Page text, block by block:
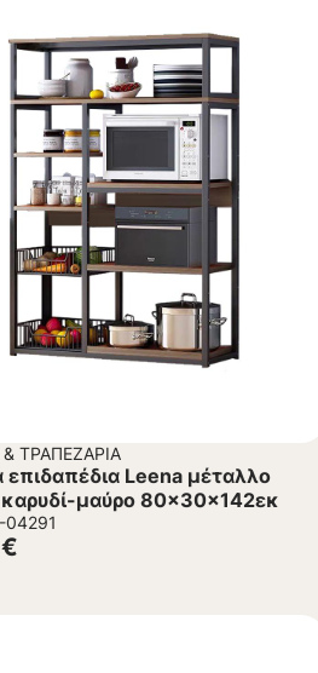
ΤΡΑΠΕΖΑΡΊΑ
επιδαπέδια Leena μέταλλο
μαύρο 80x30x142εκ
04291
€